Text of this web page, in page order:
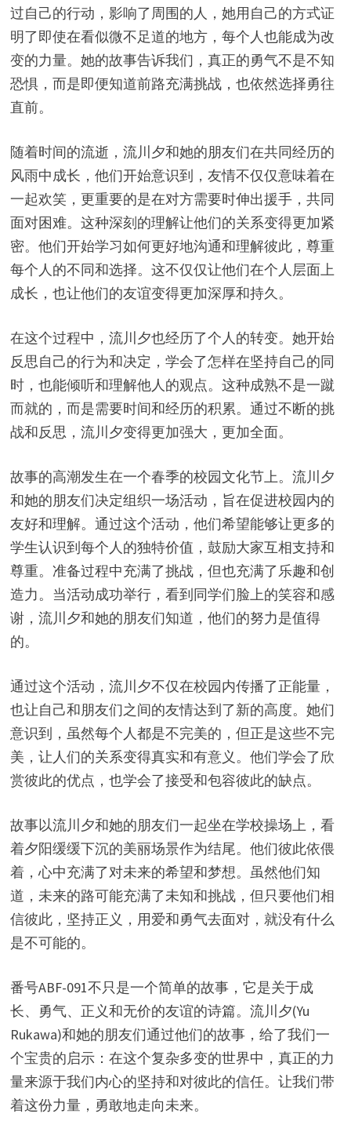
过自己的行动，影响了周围的人，她用自己的方式证
明了即使在看似微不足道的地方，每个人也能成为改
变的力量。她的故事告诉我们，真正的勇气不是不知
恐惧，而是即便知道前路充满挑战，也依然选择勇往
直前。
随着时间的流逝，流川夕和她的朋友们在共同经历的
风雨中成长，他们开始意识到，友情不仅仅意味着在
一起欢笑，更重要的是在对方需要时伸出援手，共同
面对困难。这种深刻的理解让他们的关系变得更加紧
密。他们开始学习如何更好地沟通和理解彼此，尊重
每个人的不同和选择。这不仅仅让他们在个人层面上
成长，也让他们的友谊变得更加深厚和持久。
在这个过程中，流川夕也经历了个人的转变。她开始
反思自己的行为和决定，学会了怎样在坚持自己的同
时，也能倾听和理解他人的观点。这种成熟不是一蹴
而就的，而是需要时间和经历的积累。通过不断的挑
战和反思，流川夕变得更加强大，更加全面。
故事的高潮发生在一个春季的校园文化节上。流川夕
和她的朋友们决定组织一场活动，旨在促进校园内的
友好和理解。通过这个活动，他们希望能够让更多的
学生认识到每个人的独特价值，鼓励大家互相支持和
尊重。准备过程中充满了挑战，但也充满了乐趣和创
造力。当活动成功举行，看到同学们脸上的笑容和感
谢，流川夕和她的朋友们知道，他们的努力是值得
的。
通过这个活动，流川夕不仅在校园内传播了正能量，
也让自己和朋友们之间的友情达到了新的高度。她们
意识到，虽然每个人都是不完美的，但正是这些不完
美，让人们的关系变得真实和有意义。他们学会了欣
赏彼此的优点，也学会了接受和包容彼此的缺点。
故事以流川夕和她的朋友们一起坐在学校操场上，看
着夕阳缓缓下沉的美丽场景作为结尾。他们彼此依偎
着，心中充满了对未来的希望和梦想。虽然他们知
道，未来的路可能充满了未知和挑战，但只要他们相
信彼此，坚持正义，用爱和勇气去面对，就没有什么
是不可能的。
番号ABF-091不只是一个简单的故事，它是关于成
长、勇气、正义和无价的友谊的诗篇。流川夕(Yu
Rukawa)和她的朋友们通过他们的故事，给了我们一
个宝贵的启示：在这个复杂多变的世界中，真正的力
量来源于我们内心的坚持和对彼此的信任。让我们带
着这份力量，勇敢地走向未来。